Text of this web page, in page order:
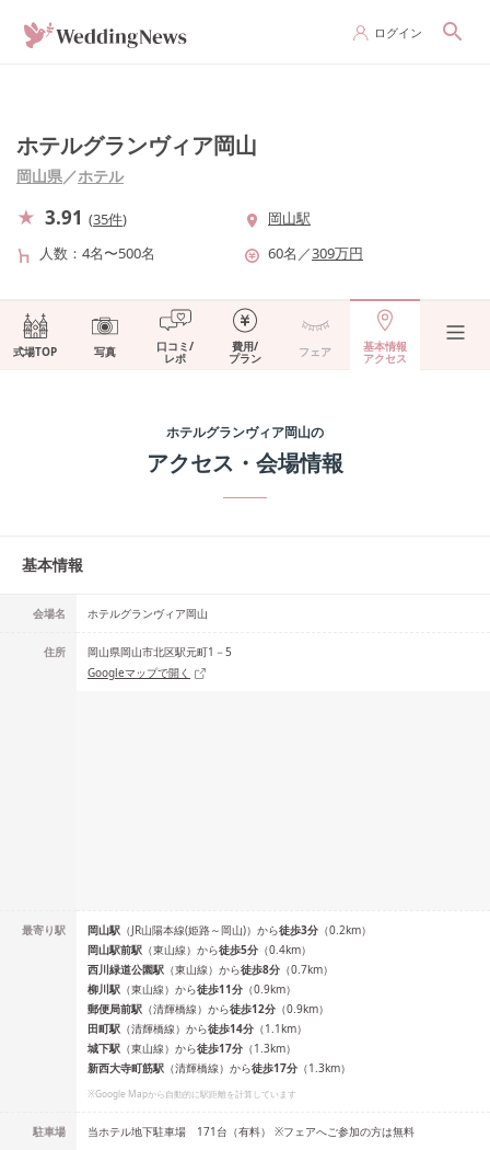
ログイン
ホテルグランヴィア岡山
岡山県／ホテル
3.91 (35件)
岡山駅
人数
4名〜500名 60名 ／309万円
式場TOP 写真 口コミ/
レポ
費用/
プラン フェア 基本情報
アクセス
ホテルグランヴィア岡山の
アクセス・会場情報
基本情報
会場名 ホテルグランヴィア岡山
住所
岡山県岡山市北区駅元町1－5
Googleマップで開く
最寄り駅 岡山駅 （JR山陽本線(姫路～岡山)） から徒歩3分 （0.2km）
岡山駅前駅 （東山線） から徒歩5分 （0.4km）
西川緑道公園駅 （東山線） から徒歩8分 （0.7km）
柳川駅 （東山線） から徒歩11分 （0.9km）
郵便局前駅 （清輝橋線） から徒歩12分 （0.9km）
田町駅 （清輝橋線） から徒歩14分 （1.1km）
城下駅 （東山線） から徒歩17分 （1.3km）
新西大寺町筋駅 （清輝橋線） から徒歩17分 （1.3km）
※Google Mapから自動的に駅距離を計算しています
駐車場 当ホテル地下駐車場 171台（有料） ※フェアへご参加の方は無料